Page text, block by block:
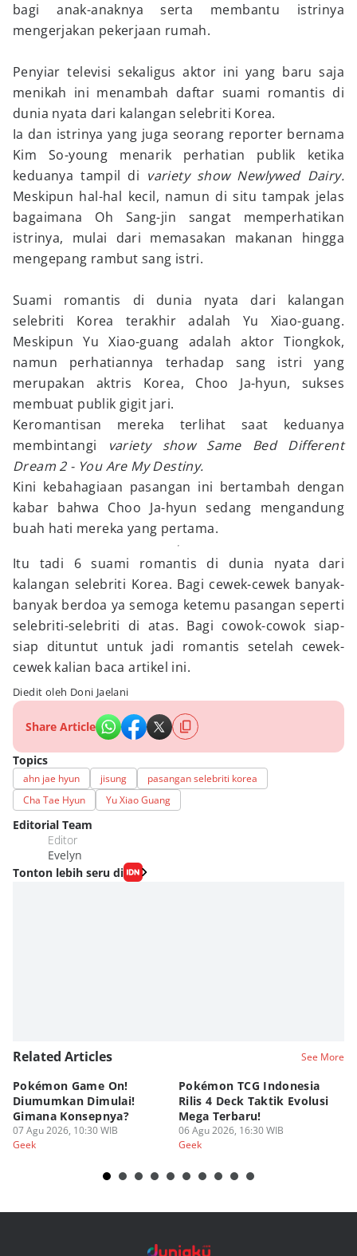
bagi anak-anaknya serta membantu istrinya
mengerjakan pekerjaan rumah.
Penyiar televisi sekaligus aktor ini yang baru saja
menikah ini menambah daftar suami romantis di
dunia nyata dari kalangan selebriti Korea.
Ia dan istrinya yang juga seorang reporter bernama
Kim So-young menarik perhatian publik ketika
keduanya tampil di variety show Newlywed Dairy.
Meskipun hal-hal kecil, namun di situ tampak jelas
bagaimana Oh Sang-jin sangat memperhatikan
istrinya, mulai dari memasakan makanan hingga
mengepang rambut sang istri.
Suami romantis di dunia nyata dari kalangan
selebriti Korea terakhir adalah Yu Xiao-guang.
Meskipun Yu Xiao-guang adalah aktor Tiongkok,
namun perhatiannya terhadap sang istri yang
merupakan aktris Korea, Choo Ja-hyun, sukses
membuat publik gigit jari.
Keromantisan mereka terlihat saat keduanya
membintangi
variety show Same Bed Different
Dream 2 - You Are My Destiny.
Kini kebahagiaan pasangan ini bertambah dengan
kabar bahwa Choo Ja-hyun sedang mengandung
buah hati mereka yang pertama.
Itu tadi 6 suami romantis di dunia nyata dari
kalangan selebriti Korea. Bagi cewek-cewek banyak-
banyak berdoa ya semoga ketemu pasangan seperti
selebriti-selebriti di atas. Bagi cowok-cowok siap-
siap dituntut untuk jadi romantis setelah cewek-
cewek kalian baca artikel ini.
Diedit oleh Doni Jaelani
Share Article
Topics
ahn jae hyun jisung
pasangan selebriti korea
Cha Tae Hyun
Yu Xiao Guang
Editorial Team
Editor
Evelyn
Tonton lebih seru di
Related Articles See More
Pokémon Game On!
Diumumkan Dimulai!
Gimana Konsepnya?
07 Agu 2026, 10:30 WIB
Geek
Pokémon TCG Indonesia
Rilis 4 Deck Taktik Evolusi
Mega Terbaru!
06 Agu 2026, 16:30 WIB
Geek